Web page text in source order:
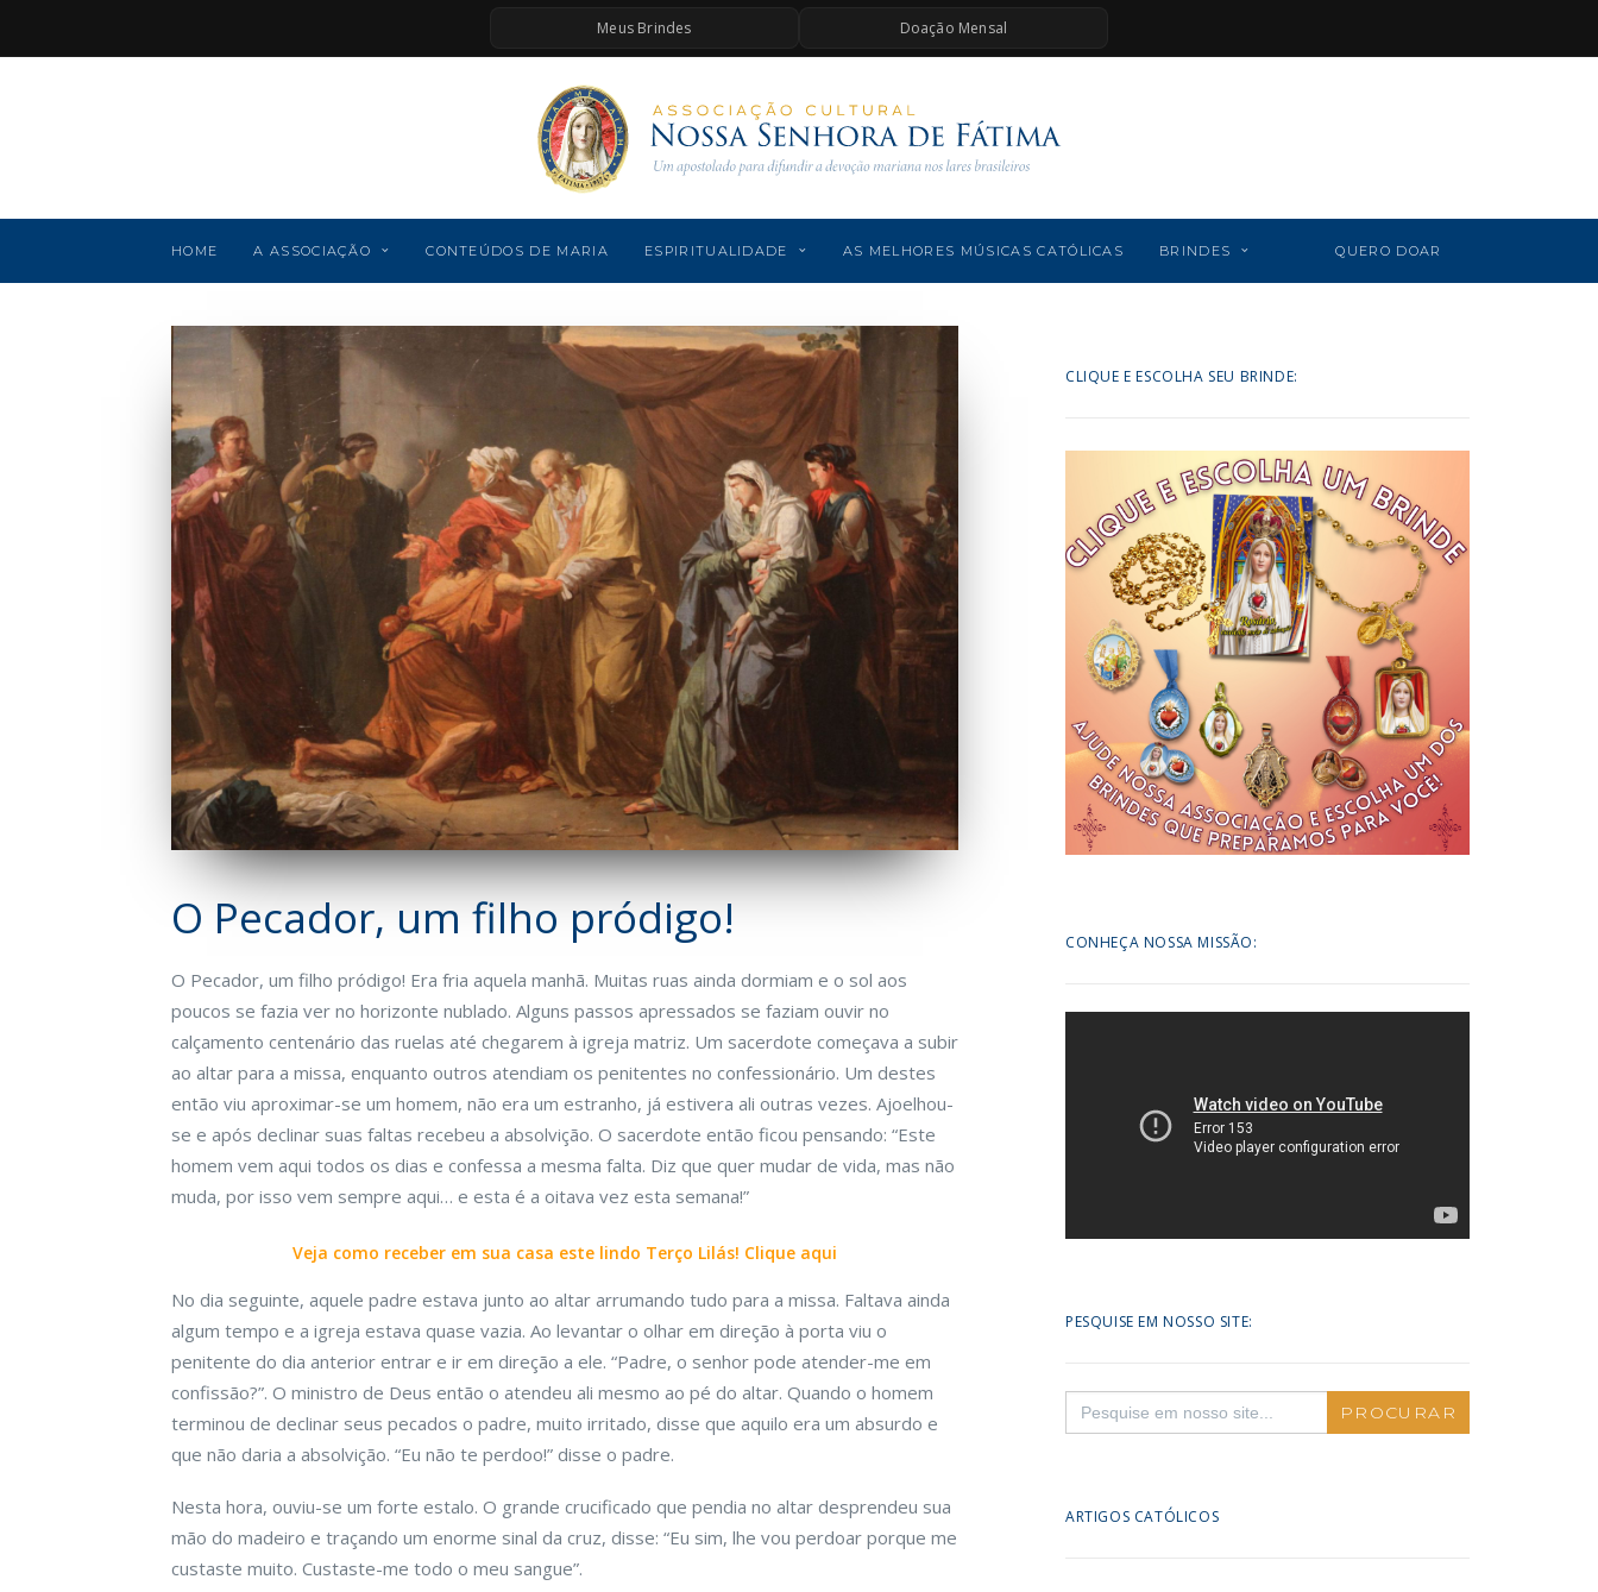
Meus Brindes Doação Mensal
HOME A ASSOCIAÇÃO CONTEÚDOS DE MARIA ESPIRITUALIDADE AS MELHORES MÚSICAS CATÓLICAS BRINDES QUERO DOAR
O Pecador, um filho pródigo!
O Pecador, um filho pródigo! Era fria aquela manhã. Muitas ruas ainda dormiam e o sol aos
poucos se fazia ver no horizonte nublado. Alguns passos apressados se faziam ouvir no
calçamento centenário das ruelas até chegarem à igreja matriz. Um sacerdote começava a subir
ao altar para a missa, enquanto outros atendiam os penitentes no confessionário. Um destes
então viu aproximar-se um homem, não era um estranho, já estivera ali outras vezes. Ajoelhou-
se e após declinar suas faltas recebeu a absolvição. O sacerdote então ficou pensando: “Este
homem vem aqui todos os dias e confessa a mesma falta. Diz que quer mudar de vida, mas não
muda, por isso vem sempre aqui… e esta é a oitava vez esta semana!”
Veja como receber em sua casa este lindo Terço Lilás! Clique aqui
No dia seguinte, aquele padre estava junto ao altar arrumando tudo para a missa. Faltava ainda
algum tempo e a igreja estava quase vazia. Ao levantar o olhar em direção à porta viu o
penitente do dia anterior entrar e ir em direção a ele. “Padre, o senhor pode atender-me em
confissão?”. O ministro de Deus então o atendeu ali mesmo ao pé do altar. Quando o homem
terminou de declinar seus pecados o padre, muito irritado, disse que aquilo era um absurdo e
que não daria a absolvição. “Eu não te perdoo!” disse o padre.
Nesta hora, ouviu-se um forte estalo. O grande crucificado que pendia no altar desprendeu sua
mão do madeiro e traçando um enorme sinal da cruz, disse: “Eu sim, lhe vou perdoar porque me
custaste muito. Custaste-me todo o meu sangue”.
CLIQUE E ESCOLHA SEU BRINDE:
CONHEÇA NOSSA MISSÃO:
PESQUISE EM NOSSO SITE:
Search
for:
ARTIGOS CATÓLICOS